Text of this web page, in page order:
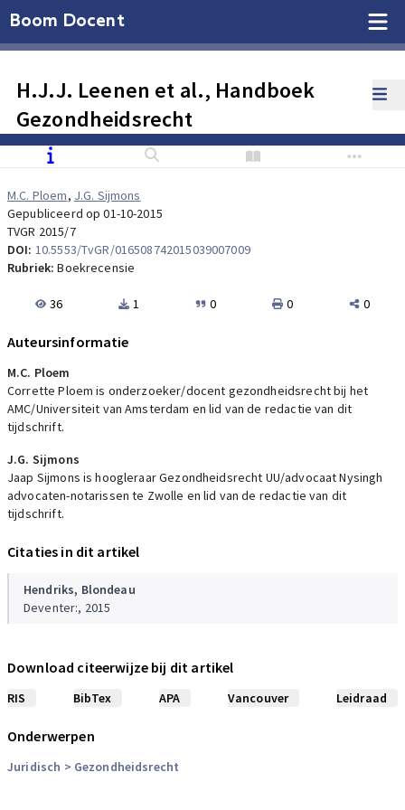
Boom Docent
H.J.J. Leenen et al., Handboek
Gezondheidsrecht
M.C. Ploem, J.G. Sijmons
Gepubliceerd op 01-10-2015
TVGR 2015/7
DOI: 10.5553/TvGR/016508742015039007009
Rubriek:Boekrecensie
36 1 0 0 0
Auteursinformatie
M.C. Ploem
Corrette Ploem is onderzoeker/docent gezondheidsrecht bij het
AMC/Universiteit van Amsterdam en lid van de redactie van dit
tijdschrift.
J.G. Sijmons
Jaap Sijmons is hoogleraar Gezondheidsrecht UU/advocaat Nysingh
advocaten-notarissen te Zwolle en lid van de redactie van dit
tijdschrift.
Citaties in dit artikel
Hendriks, Blondeau
Deventer:, 2015
Download citeerwijze bij dit artikel
RIS BibTex APA Vancouver Leidraad
Onderwerpen
Juridisch > Gezondheidsrecht